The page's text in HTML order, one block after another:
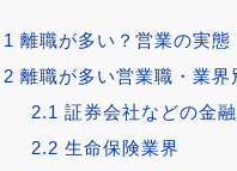
1 離職が多い？営業の実態
2 離職が多い営業職・業界
2.1 証券会社などの金
2.2 生命保険業界